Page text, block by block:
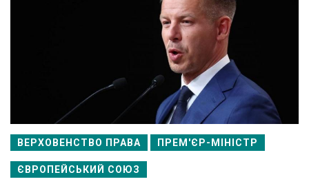
ВЕРХОВЕНСТВО ПРАВА ПРЕМ'ЄР-МІНІСТР
ЄВРОПЕЙСЬКИЙ СОЮЗ